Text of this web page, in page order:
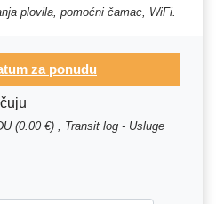
plovila, pomoćni čamac, WiFi.
(0.00 €) , Transit log - Usluge